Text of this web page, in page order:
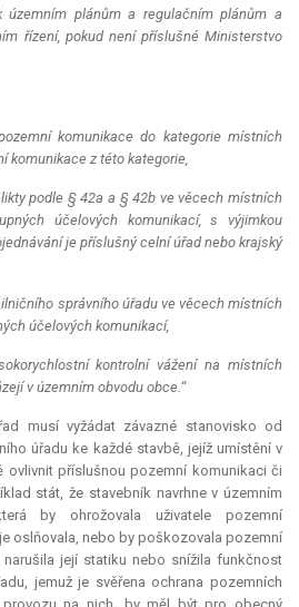
plánům a regulačním plánům a
řízení, pokud není příslušné Ministerstvo
komunikace do kategorie místních
komunikace z této kategorie,
podle § 42a a § 42b ve věcech místních
účelových komunikací, s výjimkou
je příslušný celní úřad nebo krajský
správního úřadu ve věcech místních
účelových komunikací,
kontrolní vážení na místních
v územním obvodu obce.“
musí vyžádat závazné stanovisko od
úřadu ke každé stavbě, jejíž umístění v
ovlivnit příslušnou pozemní komunikaci či
stát, že stavebník navrhne v územním
by ohrožovala uživatele pozemní
oslňovala, nebo by poškozovala pozemní
její statiku nebo snížila funkčnost
jemuž je svěřena ochrana pozemních